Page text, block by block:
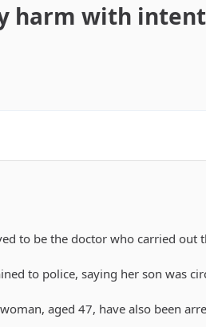
harm with
to be the doctor who carried
to police, saying her son was
aged 47, have also been